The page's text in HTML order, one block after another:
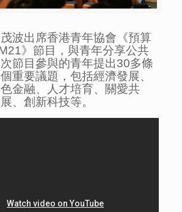
波出席香港青年協會《預算
》節目，與青年分享公共
節目參與的青年提出30多條
重要議題，包括經濟發展、
金融、人才培育、關愛共
、創新科技等。